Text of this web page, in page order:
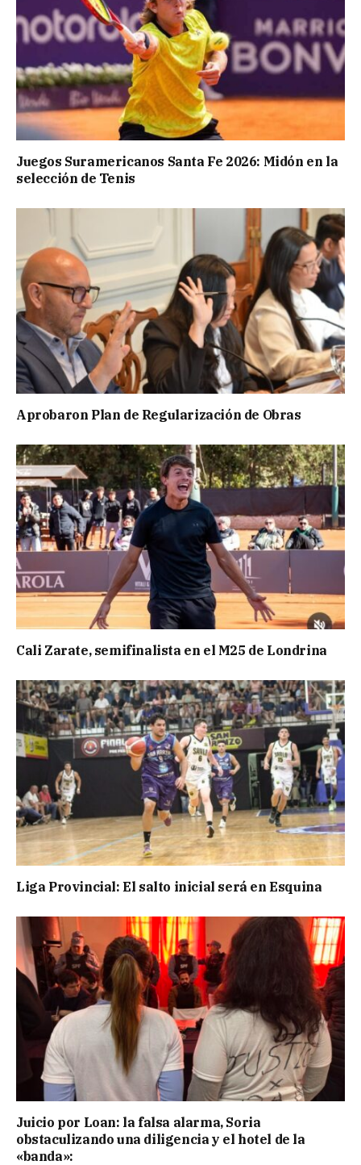
Juegos Suramericanos Santa Fe 2026: Midón en la
selección de Tenis
Aprobaron Plan de Regularización de Obras
Cali Zarate, semifinalista en el M25 de Londrina
Liga Provincial: El salto inicial será en Esquina
Juicio por Loan: la falsa alarma, Soria
obstaculizando una diligencia y el hotel de la
«banda»: